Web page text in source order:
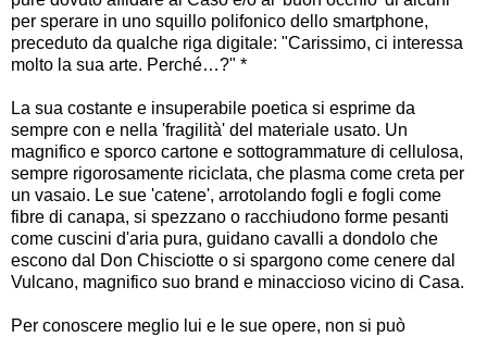
per sperare in uno squillo polifonico dello smartphone,
preceduto da qualche riga digitale: "Carissimo, ci interessa
molto la sua arte. Perché…?" *
La sua costante e insuperabile poetica si esprime da
sempre con e nella 'fragilità' del materiale usato. Un
magnifico e sporco cartone e sottogrammature di cellulosa,
sempre rigorosamente riciclata, che plasma come creta per
un vasaio. Le sue 'catene', arrotolando fogli e fogli come
fibre di canapa, si spezzano o racchiudono forme pesanti
come cuscini d'aria pura, guidano cavalli a dondolo che
escono dal Don Chisciotte o si spargono come cenere dal
Vulcano, magnifico suo brand e minaccioso vicino di Casa.
Per conoscere meglio lui e le sue opere, non si può